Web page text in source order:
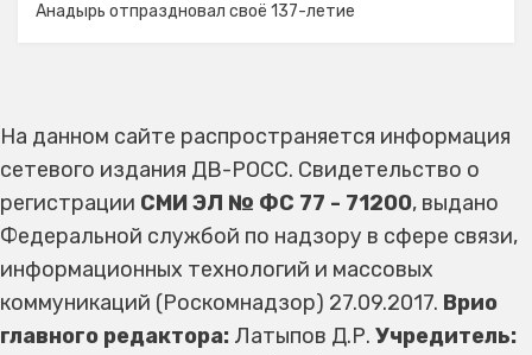
Анадырь отпраздновал своё 137-летие
На данном сайте распространяется информация
сетевого издания ДВ-РОСС. Свидетельство о
регистрации СМИ ЭЛ № ФС 77 - 71200, выдано
Федеральной службой по надзору в сфере связи,
информационных технологий и массовых
коммуникаций (Роскомнадзор) 27.09.2017. Врио
главного редактора: Латыпов Д.Р. Учредитель: